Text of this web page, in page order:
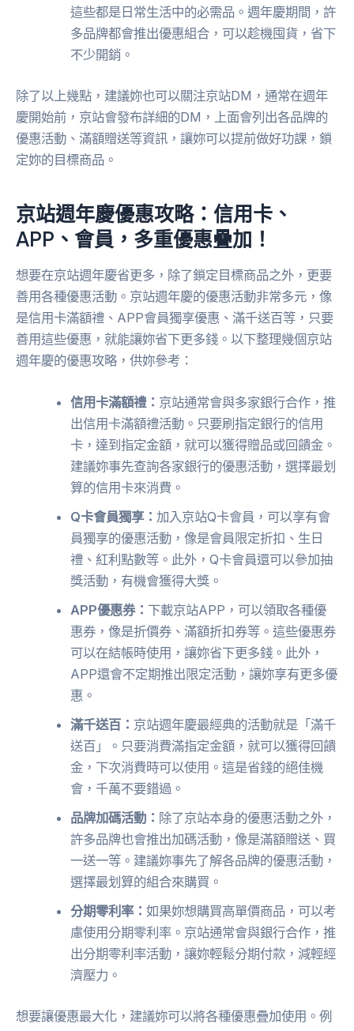
這些都是日常生活中的必需品。週年慶期間，許
多品牌都會推出優惠組合，可以趁機囤貨，省下
不少開銷。
除了以上幾點，建議妳也可以關注京站DM，通常在週年
慶開始前，京站會發布詳細的DM，上面會列出各品牌的
優惠活動、滿額贈送等資訊，讓妳可以提前做好功課，鎖
定妳的目標商品。
京站週年慶優惠攻略：信用卡、
APP、會員，多重優惠疊加！
想要在京站週年慶省更多，除了鎖定目標商品之外，更要
善用各種優惠活動。京站週年慶的優惠活動非常多元，像
是信用卡滿額禮、APP會員獨享優惠、滿千送百等，只要
善用這些優惠，就能讓妳省下更多錢。以下整理幾個京站
週年慶的優惠攻略，供妳參考：
信用卡滿額禮： 京站通常會與多家銀行合作，推
出信用卡滿額禮活動。只要刷指定銀行的信用
卡，達到指定金額，就可以獲得贈品或回饋金。
建議妳事先查詢各家銀行的優惠活動，選擇最划
算的信用卡來消費。
Q卡會員獨享： 加入京站Q卡會員，可以享有會
員獨享的優惠活動，像是會員限定折扣、生日
禮、紅利點數等。此外，Q卡會員還可以參加抽
獎活動，有機會獲得大獎。
APP優惠券： 下載京站APP，可以領取各種優
惠券，像是折價券、滿額折扣券等。這些優惠券
可以在結帳時使用，讓妳省下更多錢。此外，
APP還會不定期推出限定活動，讓妳享有更多優
惠。
滿千送百： 京站週年慶最經典的活動就是「滿千
送百」。只要消費滿指定金額，就可以獲得回饋
金，下次消費時可以使用。這是省錢的絕佳機
會，千萬不要錯過。
品牌加碼活動： 除了京站本身的優惠活動之外，
許多品牌也會推出加碼活動，像是滿額贈送、買
一送一等。建議妳事先了解各品牌的優惠活動，
選擇最划算的組合來購買。
分期零利率：如果妳想購買高單價商品，可以考
慮使用分期零利率。京站通常會與銀行合作，推
出分期零利率活動，讓妳輕鬆分期付款，減輕經
濟壓力。
想要讓優惠最大化，建議妳可以將各種優惠疊加使用。例